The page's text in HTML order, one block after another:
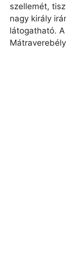
szellemét,
nagy király
látogatható.